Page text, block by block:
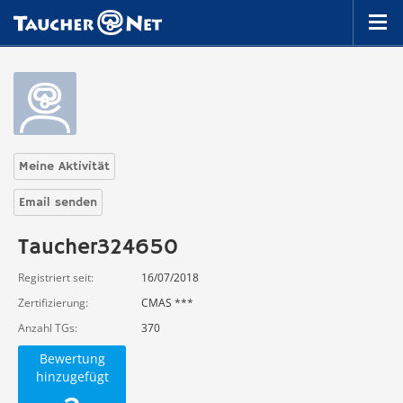
Meine Aktivität
Email senden
Taucher324650
Registriert seit
16/07/2018
Zertifizierung
CMAS ***
Anzahl TGs
370
Bewertung
hinzugefügt